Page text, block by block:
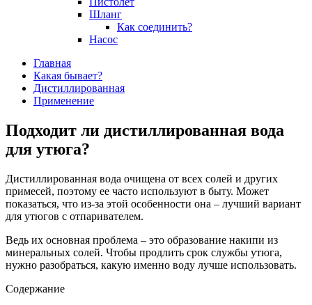
Шланг
Как соединить?
Насос
Главная
Какая бывает?
Дистиллированная
Применение
Подходит ли дистиллированная вода
для утюга?
Дистиллированная вода очищена от всех солей и других
примесей, поэтому ее часто используют в быту. Может
показаться, что из-за этой особенности она – лучший вариант
для утюгов с отпаривателем.
Ведь их основная проблема – это образование накипи из
минеральных солей. Чтобы продлить срок службы утюга,
нужно разобраться, какую именно воду лучше использовать.
Содержание